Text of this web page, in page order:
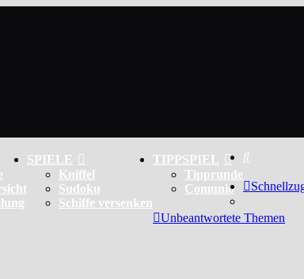
SPIELE
Kniffel
Sudoku
Schiffe versenken
TIPPSPIEL
Tipprunde
Comunio
Unbeantwortete Themen